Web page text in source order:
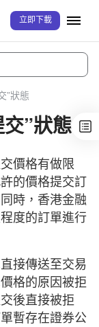
立即下載
”狀態
”狀態
價格有做限
的價格提交訂
時，香港金融
度的訂單進行
接傳送至交易
格的原因被拒
後直接被拒
暫存在證券公